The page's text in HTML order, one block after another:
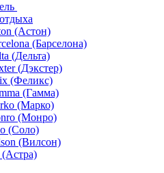
(Астон)
(Барселона)
(Дельта)
(Дэкстер)
(Феликс)
(Гамма)
(Марко)
(Монро)
(Соло)
(Вилсон)